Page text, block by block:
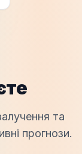
та
прогнози.